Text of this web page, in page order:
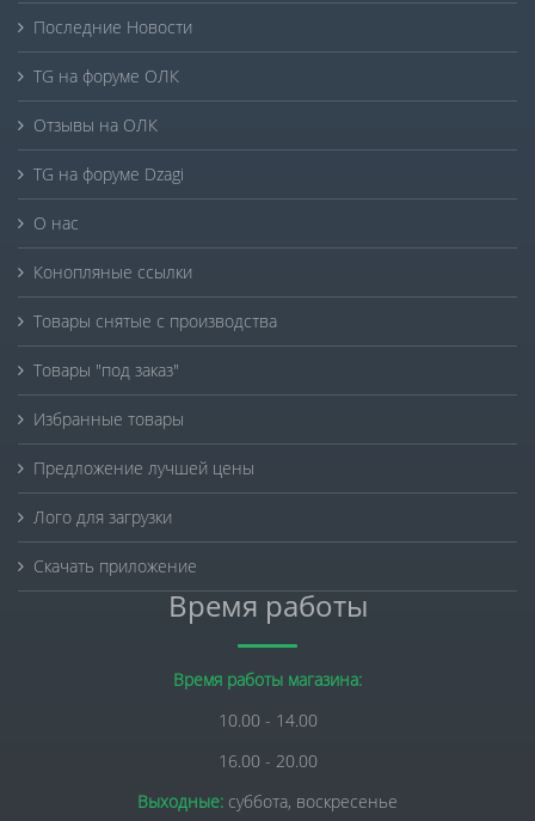
Последние Новости
TG на форуме ОЛК
Отзывы на ОЛК
TG на форуме Dzagi
О нас
Конопляные ссылки
Товары снятые с производства
Товары "под заказ"
Избранные товары
Предложение лучшей цены
Лого для загрузки
Скачать приложение
Время работы
Время работы магазина:
10.00 - 14.00
16.00 - 20.00
Выходные: суббота, воскресенье